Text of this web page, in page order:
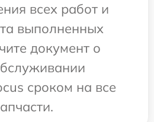
всех работ и
выполненных
документ о
сроком на все